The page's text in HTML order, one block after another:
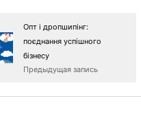
Опт і дропшипінг:
поєднання успішного
бізнесу
Предыдущая запись